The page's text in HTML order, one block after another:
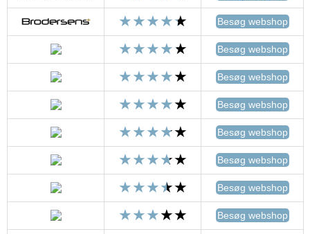
Besøg webshop
Besøg webshop
Besøg webshop
Besøg webshop
Besøg webshop
Besøg webshop
Besøg webshop
Besøg webshop